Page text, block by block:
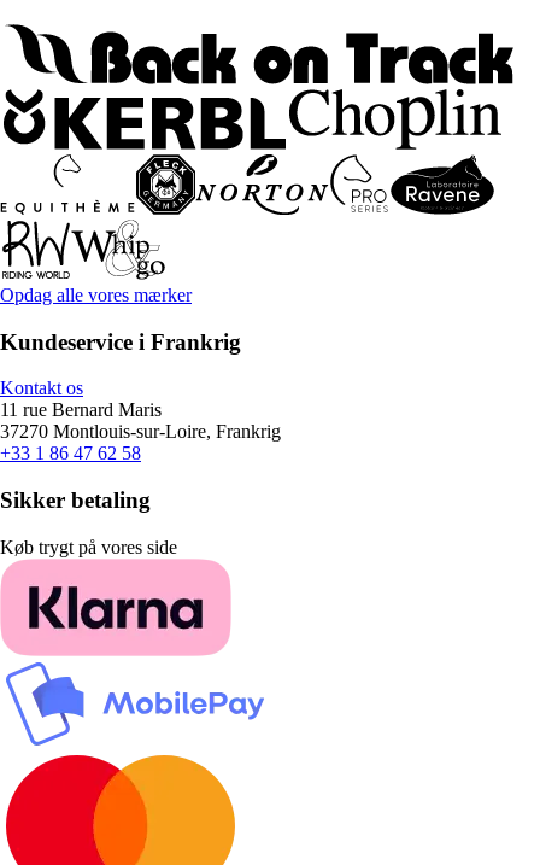
Opdag alle vores mærker
Kundeservice i Frankrig
Kontakt os
11 rue Bernard Maris
37270 Montlouis-sur-Loire, Frankrig
+33 1 86 47 62 58
Sikker betaling
Køb trygt på vores side